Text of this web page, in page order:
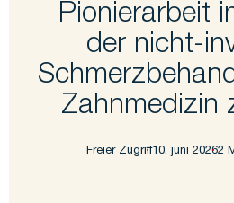
Pionierarbeit
der nicht-
Zahnmedizin
Freier Zugriff10. juni 20262